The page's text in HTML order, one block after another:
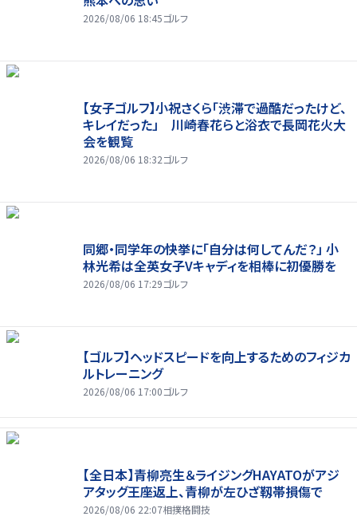
2026/08/06 18:45ゴルフ
【女子ゴルフ】小祝さくら「渋滞で過酷だったけど、
キレイだった」 川崎春花らと浴衣で長岡花火大
会を観覧
2026/08/06 18:32ゴルフ
同郷・同学年の快挙に「自分は何してんだ？」 小
林光希は全英女子Vキャディを相棒に初優勝を
2026/08/06 17:29ゴルフ
【ゴルフ】ヘッドスピードを向上するためのフィジカ
ルトレーニング
2026/08/06 17:00ゴルフ
【全日本】青柳亮生＆ライジングHAYATOがアジ
アタッグ王座返上、青柳が左ひざ靱帯損傷で
2026/08/06 22:07相撲格闘技